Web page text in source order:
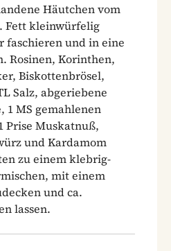
Häutchen vom
Fett kleinwürfelig
faschieren und in eine
Rosinen, Korinthen,
Biskottenbrösel,
Salz, abgeriebene
1 MS gemahlenen
Prise Muskatnuß,
und Kardamom
zu einem klebrig-
mit einem
und ca.
lassen.